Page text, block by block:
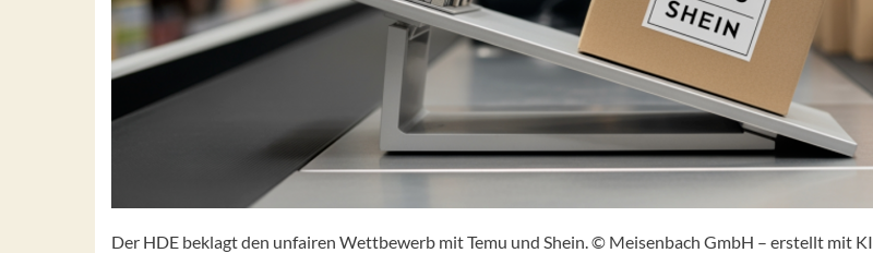
Der HDE beklagt den unfairen Wettbewerb mit Temu und Shein. © Meisenbach GmbH – erstellt mit KI